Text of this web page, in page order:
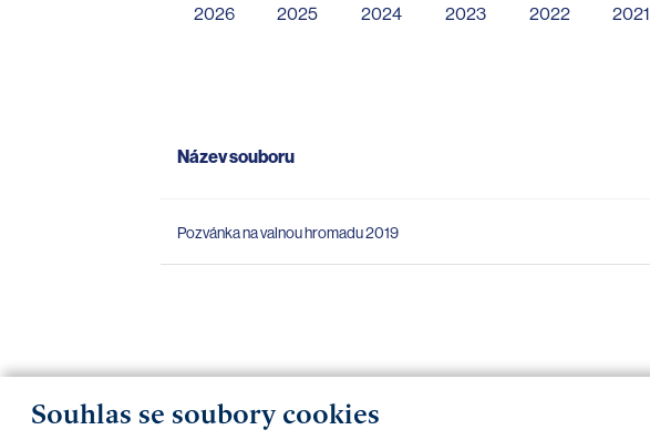
Souhlas se soubory cookies
2026 2025 2024 2023 2022 2021
Název souboru
Pozvánka na valnou hromadu 2019